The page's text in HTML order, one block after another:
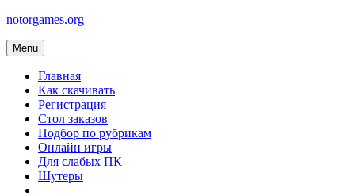
Skip
content
notorgames.org
Menu
Главная
Как скачивать
Регистрация
Стол заказов
Подбор по рубрикам
Онлайн игры
Для слабых ПК
Шутеры